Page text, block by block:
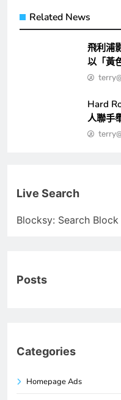
Related News
飛利浦
以「黃
Hard
人聯手
Live Search
Blocksy: Search Block
Posts
Categories
Homepage Ads